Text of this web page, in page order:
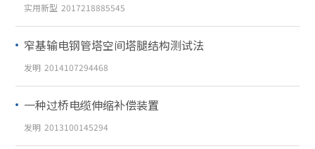
实用新型 2017218885545
窄基输电钢管塔空间塔腿结构测试法
发明 2014107294468
一种过桥电缆伸缩补偿装置
发明 2013100145294